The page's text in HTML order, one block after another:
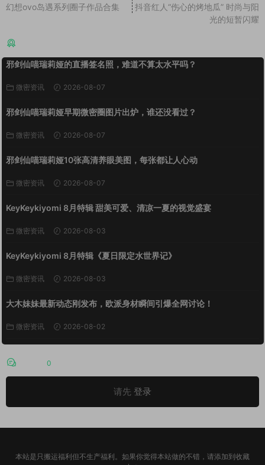
幻想ovo岛遇系列圈子作品合集
抖音红人“伤心的烤地瓜” 时尚与阳
光的短暂闪耀
邪剑仙喵瑞莉娅的直播签名照，难道不算太水平吗？
微密资讯 2026-08-07
邪剑仙喵瑞莉娅早期微密圈图片出炉，谁还没看过？
微密资讯 2026-08-07
邪剑仙喵瑞莉娅10张高清养眼美图，每张都让人心动
微密资讯 2026-08-07
KeyKeykiyomi 8月特辑 甜美可爱、清凉一夏的视觉盛宴
微密资讯 2026-08-03
KeyKeykiyomi 8月特辑《夏日限定水世界记》
微密资讯 2026-08-03
大木妹妹最新动态刚发布，欧派身材瞬间引爆全网讨论！
微密资讯 2026-08-02
0
请先 登录
本站是只搬运福利但不生产福利。如果你觉得本站做的不错，请添加到收藏